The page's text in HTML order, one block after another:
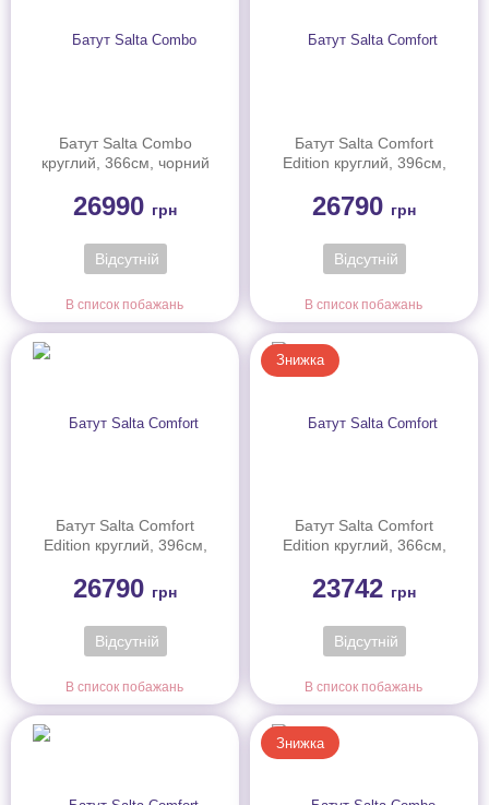
Батут Salta Combo
круглий, 366см, чорний
26990 грн
Відсутній
В список побажань
Батут Salta Comfort
Edition круглий, 396см,
26790 грн
Відсутній
В список побажань
Батут Salta Comfort
Edition круглий, 396см,
26790 грн
Відсутній
В список побажань
Знижка
Батут Salta Comfort
Edition круглий, 366см,
23742 грн
Відсутній
В список побажань
Знижка